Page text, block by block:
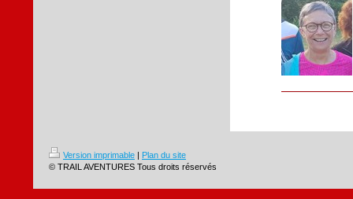
Version imprimable | Plan du site
© TRAIL AVENTURES Tous droits réservés